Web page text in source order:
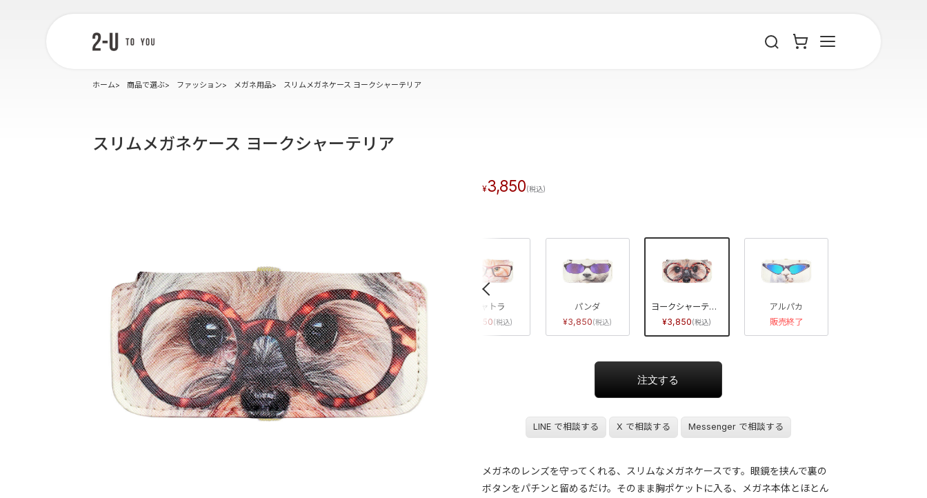
ホーム 商品で選ぶ ファッション メガネ用品 スリムメガネケース ヨークシャーテリア
スリムメガネケース ヨークシャーテリア
3,850
シバ
3,850
ジャックラッセルテリア
3,850
スコティッシュストレート
3,850
チャトラ
3,850
パンダ
3,850
ヨークシャーテリア
3,850
アルパカ
販売終了
LINE で相談する X で相談する Messenger で相談する
メガネのレンズを守ってくれる、スリムなメガネケースです。眼鏡を挟んで裏の
ボタンをパチンと留めるだけ。そのまま胸ポケットに入る、メガネ本体とほとん